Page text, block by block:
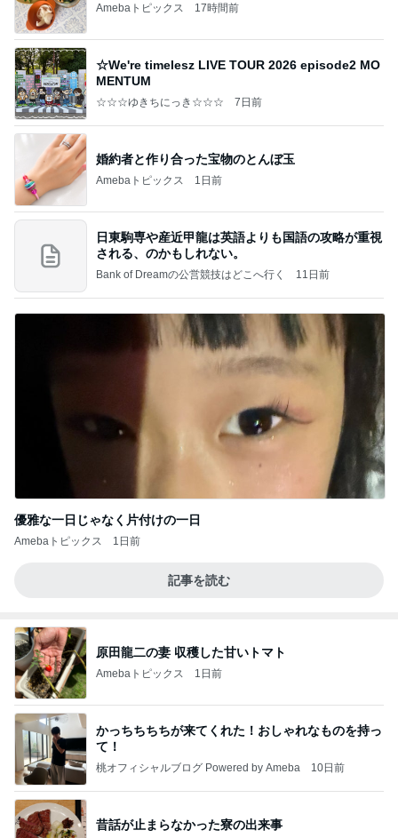
Amebaトピックス 17時間前
☆We're timelesz LIVE TOUR 2026 episode2 MO
MENTUM
☆☆☆ゆきちにっき☆☆☆ 7日前
婚約者と作り合った宝物のとんぼ玉
Amebaトピックス 1日前
日東駒専や産近甲龍は英語よりも国語の攻略が重視
される、のかもしれない。
Bank of Dreamの公営競技はどこへ行く 11日前
優雅な一日じゃなく片付けの一日
Amebaトピックス 1日前
記事を読む
原田龍二の妻 収穫した甘いトマト
Amebaトピックス 1日前
かっちちちちが来てくれた！おしゃれなものを持っ
て！
桃オフィシャルブログ Powered by Ameba 10日前
昔話が止まらなかった寮の出来事